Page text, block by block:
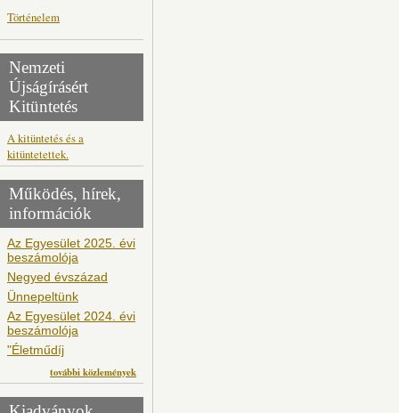
Történelem
Nemzeti
Újságírásért
Kitüntetés
A kitüntetés és a
kitüntetettek.
Működés, hírek,
információk
Az Egyesület 2025. évi
beszámolója
Negyed évszázad
Ünnepeltünk
Az Egyesület 2024. évi
beszámolója
"Életműdíj
további közlemények